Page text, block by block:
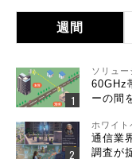
週間
ソリュー
60GHz
ーの間
ホワイト
通信業
調査が